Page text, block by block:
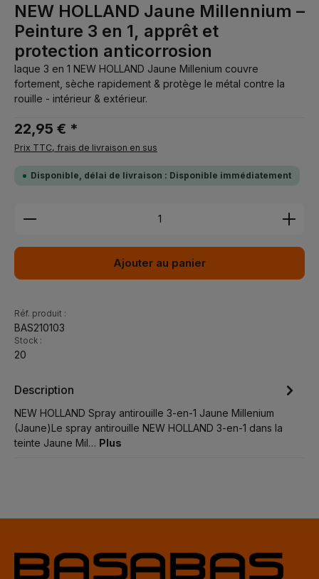
NEW HOLLAND Jaune Millennium –
Peinture 3 en 1, apprêt et
protection anticorrosion
laque 3 en 1 NEW HOLLAND Jaune Millenium couvre
fortement, sèche rapidement & protège le métal contre la
rouille - intérieur & extérieur.
22,95 € *
Prix TTC, frais de livraison en sus
Disponible, délai de livraison : Disponible immédiatement
Quantité de produit : Entrez la quantité
Ajouter au panier
Réf. produit :
BAS210103
Stock :
20
Description
NEW HOLLAND Spray antirouille 3-en-1 Jaune Millenium
(Jaune)Le spray antirouille NEW HOLLAND 3-en-1 dans la
teinte Jaune Mil… Plus